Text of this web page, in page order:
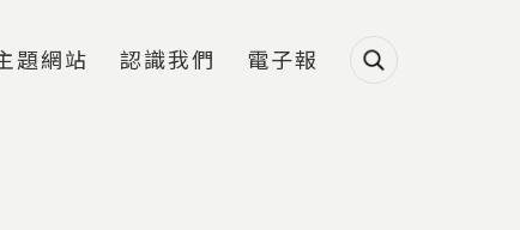
題網站 認識我們 電子報